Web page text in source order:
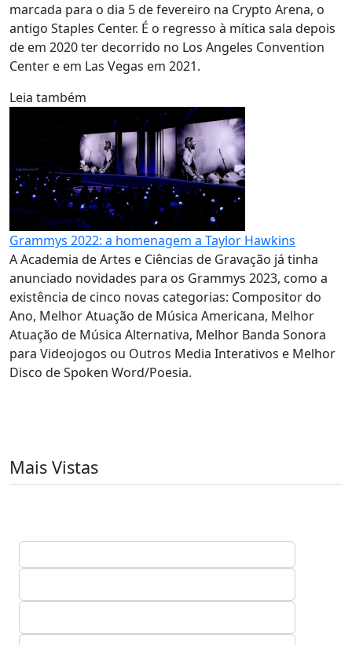
marcada para o dia 5 de fevereiro na Crypto Arena, o
antigo Staples Center. É o regresso à mítica sala depois
de em 2020 ter decorrido no Los Angeles Convention
Center e em Las Vegas em 2021.
Leia também
Grammys 2022: a homenagem a Taylor Hawkins
A Academia de Artes e Ciências de Gravação já tinha
anunciado novidades para os Grammys 2023, como a
existência de cinco novas categorias: Compositor do
Ano, Melhor Atuação de Música Americana, Melhor
Atuação de Música Alternativa, Melhor Banda Sonora
para Videojogos ou Outros Media Interativos e Melhor
Disco de Spoken Word/Poesia.
Mais Vistas